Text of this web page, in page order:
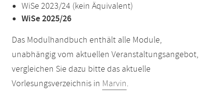
WiSe 2023/24 (kein Äquivalent)
WiSe 2025/26
Das Modulhandbuch enthält alle Module,
unabhängig vom aktuellen Veranstaltungsangebot,
vergleichen Sie dazu bitte das aktuelle
Vorlesungsverzeichnis in Marvin.